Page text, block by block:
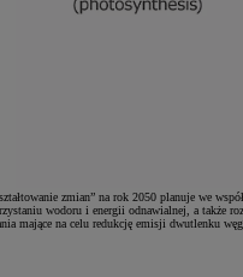
zmian” na rok 2050 planuje we
wodoru i energii odnawialnej, a także
mające na celu redukcję emisji dwutlenku